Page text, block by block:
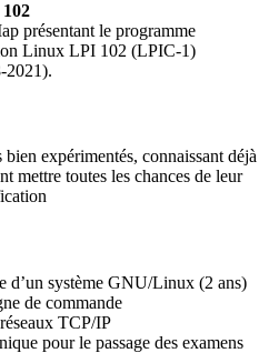
présentant le programme
Linux LPI 102 (LPIC-1)
2021).
expérimentés, connaissant déjà
mettre toutes les chances de leur
d’un système GNU/Linux (2 ans)
de commande
TCP/IP
pour le passage des examens